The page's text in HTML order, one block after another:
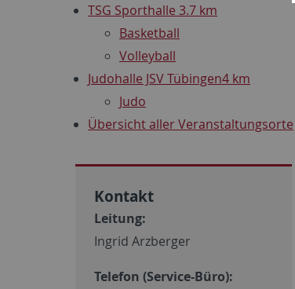
TSG Sporthalle 3.7 km
Basketball
Volleyball
Judohalle JSV Tübingen4 km
Judo
Übersicht aller Veranstaltungsorte
Kontakt
Leitung:
Ingrid Arzberger
Telefon (Service-Büro):